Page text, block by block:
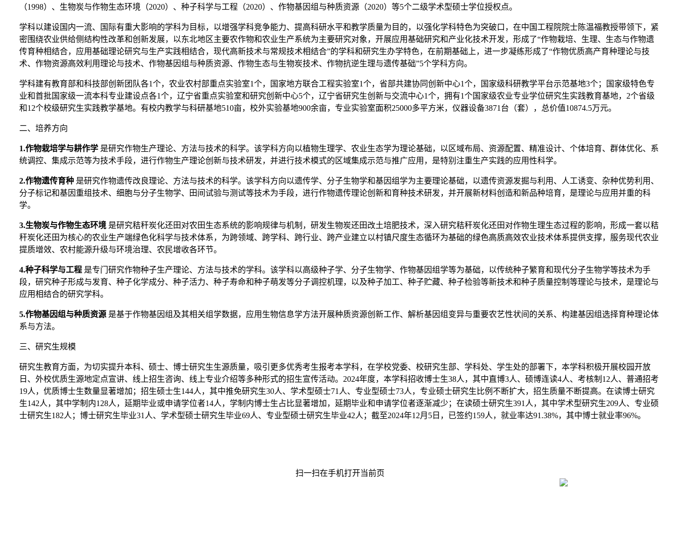
（1998）、生物炭与作物生态环境（2020）、种子科学与工程（2020）、作物基因组与种质资源（2020）等5个二级学术型硕士学位授权点。
学科以建设国内一流、国际有重大影响的学科为目标，以增强学科竞争能力、提高科研水平和教学质量为目的，以强化学科特色为突破口，在中国工程院院士陈温福教授带领下，紧
密围绕农业供给侧结构性改革和创新发展，以东北地区主要农作物和农业生产系统为主要研究对象，开展应用基础研究和产业化技术开发，形成了“作物栽培、生理、生态与作物遗
传育种相结合，应用基础理论研究与生产实践相结合，现代高新技术与常规技术相结合”的学科和研究生办学特色，在前期基础上，进一步凝练形成了“作物优质高产育种理论与技
术、作物资源高效利用理论与技术、作物基因组与种质资源、作物生态与生物炭技术、作物抗逆生理与遗传基础”5个学科方向。
学科建有教育部和科技部创新团队各1个，农业农村部重点实验室1个，国家地方联合工程实验室1个，省部共建协同创新中心1个，国家级科研教学平台示范基地3个；国家级特色专
业和首批国家级一流本科专业建设点各1个，辽宁省重点实验室和研究创新中心5个，辽宁省研究生创新与交流中心1个，拥有1个国家级农业专业学位研究生实践教育基地，2个省级
和12个校级研究生实践教学基地。有校内教学与科研基地510亩，校外实验基地900余亩，专业实验室面积25000多平方米，仪器设备3871台（套），总价值10874.5万元。
二、培养方向
1.作物栽培学与耕作学 是研究作物生产理论、方法与技术的科学。该学科方向以植物生理学、农业生态学为理论基础，以区域布局、资源配置、精准设计、个体培育、群体优化、系
统调控、集成示范等为技术手段，进行作物生产理论创新与技术研发，并进行技术模式的区域集成示范与推广应用，是特别注重生产实践的应用性科学。
2.作物遗传育种 是研究作物遗传改良理论、方法与技术的科学。该学科方向以遗传学、分子生物学和基因组学为主要理论基础，以遗传资源发掘与利用、人工诱变、杂种优势利用、
分子标记和基因重组技术、细胞与分子生物学、田间试验与测试等技术为手段，进行作物遗传理论创新和育种技术研发，并开展新材料创造和新品种培育，是理论与应用并重的科
学。
3.生物炭与作物生态环境 是研究秸秆炭化还田对农田生态系统的影响规律与机制，研发生物炭还田改土培肥技术，深入研究秸秆炭化还田对作物生理生态过程的影响，形成一套以秸
秆炭化还田为核心的农业生产端绿色化科学与技术体系，为跨领域、跨学科、跨行业、跨产业建立以村镇尺度生态循环为基础的绿色高质高效农业技术体系提供支撑，服务现代农业
提质增效、农村能源升级与环境治理、农民增收各环节。
4.种子科学与工程 是专门研究作物种子生产理论、方法与技术的学科。该学科以高级种子学、分子生物学、作物基因组学等为基础，以传统种子繁育和现代分子生物学等技术为手
段，研究种子形成与发育、种子化学成分、种子活力、种子寿命和种子萌发等分子调控机理，以及种子加工、种子贮藏、种子检验等新技术和种子质量控制等理论与技术，是理论与
应用相结合的研究学科。
5.作物基因组与种质资源 是基于作物基因组及其相关组学数据，应用生物信息学方法开展种质资源创新工作、解析基因组变异与重要农艺性状间的关系、构建基因组选择育种理论体
系与方法。
三、研究生规模
研究生教育方面，为切实提升本科、硕士、博士研究生生源质量，吸引更多优秀考生报考本学科，在学校党委、校研究生部、学科处、学生处的部署下，本学科积极开展校园开放
日、外校优质生源地定点宣讲、线上招生咨询、线上专业介绍等多种形式的招生宣传活动。2024年度，本学科招收博士生38人，其中直博3人、硕博连读4人、考核制12人、普通招考
19人，优质博士生数量显著增加；招生硕士生144人，其中推免研究生30人、学术型硕士71人、专业型硕士73人，专业硕士研究生比例不断扩大，招生质量不断提高。在读博士研究
生142人，其中学制内128人，延期毕业或申请学位者14人，学制内博士生占比显著增加，延期毕业和申请学位者逐渐减少；在读硕士研究生391人，其中学术型研究生209人、专业硕
士研究生182人；博士研究生毕业31人、学术型硕士研究生毕业69人、专业型硕士研究生毕业42人； 截至2024年12月5日，已签约159人，就业率达91.38%，其中博士就业率96%。
扫一扫在手机打开当前页